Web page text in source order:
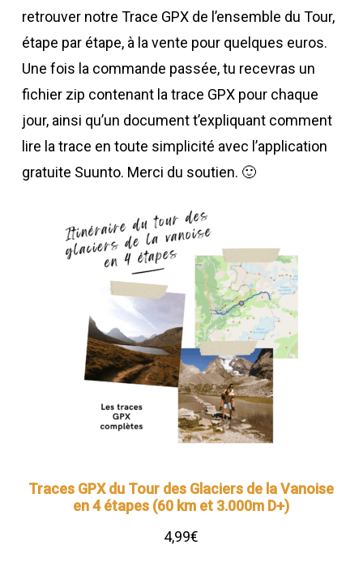
retrouver notre Trace GPX de l’ensemble du Tour,
étape par étape, à la vente pour quelques euros.
Une fois la commande passée, tu recevras un
fichier zip contenant la trace GPX pour chaque
jour, ainsi qu’un document t’expliquant comment
lire la trace en toute simplicité avec l’application
gratuite Suunto. Merci du soutien. 🙂
Traces GPX du Tour des Glaciers de la Vanoise
en 4 étapes (60 km et 3.000m D+)
4,99€